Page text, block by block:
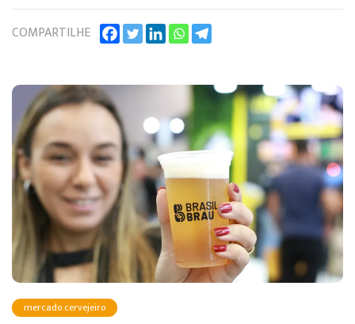
COMPARTILHE
mercado cervejeiro